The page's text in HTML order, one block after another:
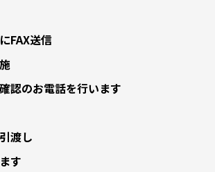
FAX送信
認のお電話を行います
渡し
す